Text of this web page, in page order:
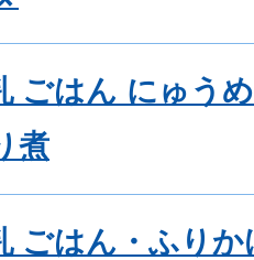
ごはん にゅう
煮
ごはん・ふり